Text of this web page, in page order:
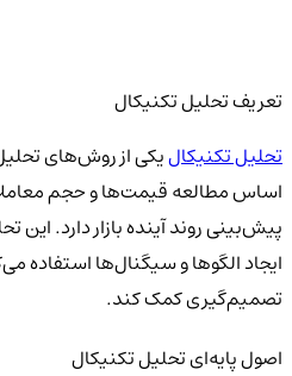
تعریف تحلیل تکنیکال
تحلیل تکنیکالیکی از روش‌های تحلیل
اساس مطالعه قیمت‌ها و حجم
پیش‌بینی روند آینده بازار دارد. این
ایجاد الگوها و سیگنال‌ها استفاده
تصمیم‌گیری کمک کند.
اصول پایه‌ای تحلیل تکنیکال